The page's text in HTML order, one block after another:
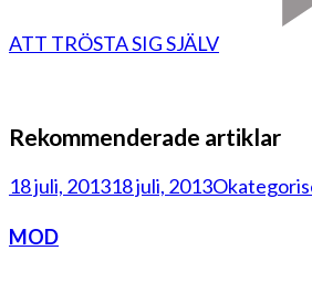
ATT TRÖSTA SIG SJÄLV
Rekommenderade artiklar
18 juli, 201318 juli, 2013
MOD